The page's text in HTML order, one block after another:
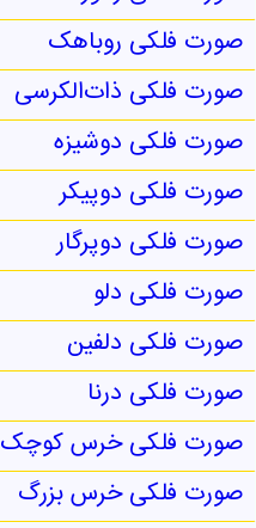
صورت فلکی روباهک
صورت فلکی ذات‌الکرسی
صورت فلکی دوشیزه
صورت فلکی دوپیکر
صورت فلکی دوپرگار
صورت فلکی دلو
صورت فلکی دلفین
صورت فلکی درنا
صورت فلکی خرس کوچک
صورت فلکی خرس بزرگ